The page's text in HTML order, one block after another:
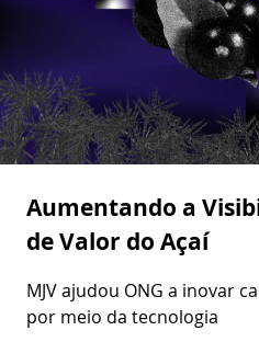
Aumentando a
de Valor do Açaí
MJV ajudou ONG a inovar
por meio da tecnologia
VEJA MAIS